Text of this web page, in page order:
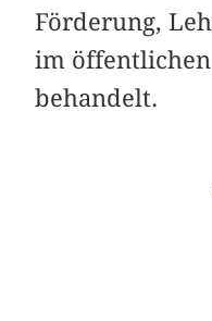
Förderung,
im
behandelt.